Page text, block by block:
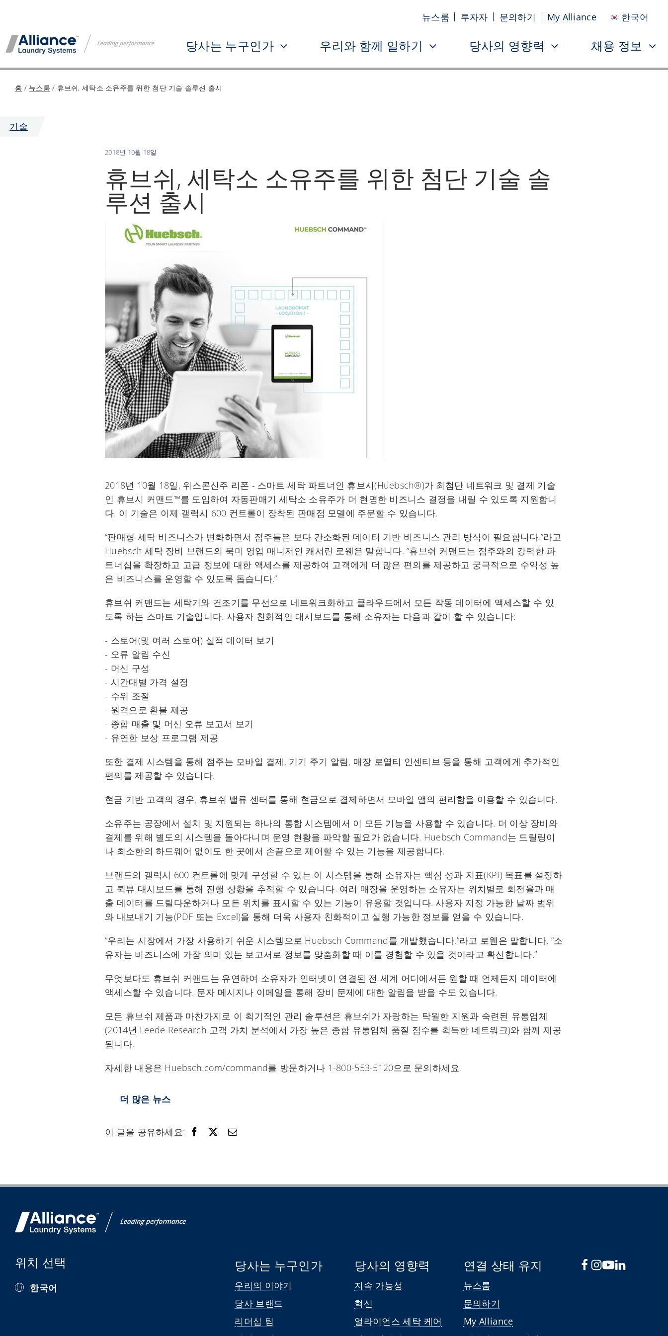
로
뉴스룸 투자자 문의하기 My Alliance 한국어
당사는 누구인가 우리와 함께 일하기 당사의 영향력 채용 정보
홈 / 뉴스룸 / 휴브쉬, 세탁소 소유주를 위한 첨단 기술 솔루션 출시
기술
2018년 10월 18일
휴브쉬, 세탁소 소유주를 위한 첨단 기술 솔
루션 출시
2018년 10월 18일, 위스콘신주 리폰 - 스마트 세탁 파트너인 휴브시(Huebsch®)가 최첨단 네트워크 및 결제 기술
인 휴브시 커맨드™를 도입하여 자동판매기 세탁소 소유주가 더 현명한 비즈니스 결정을 내릴 수 있도록 지원합니
다. 이 기술은 이제 갤럭시 600 컨트롤이 장착된 판매점 모델에 주문할 수 있습니다.
“판매형 세탁 비즈니스가 변화하면서 점주들은 보다 간소화된 데이터 기반 비즈니스 관리 방식이 필요합니다.”라고
Huebsch 세탁 장비 브랜드의 북미 영업 매니저인 캐서린 로웬은 말합니다. “휴브쉬 커맨드는 점주와의 강력한 파
트너십을 확장하고 고급 정보에 대한 액세스를 제공하여 고객에게 더 많은 편의를 제공하고 궁극적으로 수익성 높
은 비즈니스를 운영할 수 있도록 돕습니다.”
휴브쉬 커맨드는 세탁기와 건조기를 무선으로 네트워크화하고 클라우드에서 모든 작동 데이터에 액세스할 수 있
도록 하는 스마트 기술입니다. 사용자 친화적인 대시보드를 통해 소유자는 다음과 같이 할 수 있습니다:
- 스토어(및 여러 스토어) 실적 데이터 보기
- 오류 알림 수신
- 머신 구성
- 시간대별 가격 설정
- 수위 조절
- 원격으로 환불 제공
- 종합 매출 및 머신 오류 보고서 보기
- 유연한 보상 프로그램 제공
또한 결제 시스템을 통해 점주는 모바일 결제, 기기 주기 알림, 매장 로열티 인센티브 등을 통해 고객에게 추가적인
편의를 제공할 수 있습니다.
현금 기반 고객의 경우, 휴브쉬 밸류 센터를 통해 현금으로 결제하면서 모바일 앱의 편리함을 이용할 수 있습니다.
소유주는 공장에서 설치 및 지원되는 하나의 통합 시스템에서 이 모든 기능을 사용할 수 있습니다. 더 이상 장비와
결제를 위해 별도의 시스템을 돌아다니며 운영 현황을 파악할 필요가 없습니다. Huebsch Command는 드릴링이
나 최소한의 하드웨어 없이도 한 곳에서 손끝으로 제어할 수 있는 기능을 제공합니다.
브랜드의 갤럭시 600 컨트롤에 맞게 구성할 수 있는 이 시스템을 통해 소유자는 핵심 성과 지표(KPI) 목표를 설정하
고 퀵뷰 대시보드를 통해 진행 상황을 추적할 수 있습니다. 여러 매장을 운영하는 소유자는 위치별로 회전율과 매
출 데이터를 드릴다운하거나 모든 위치를 표시할 수 있는 기능이 유용할 것입니다. 사용자 지정 가능한 날짜 범위
와 내보내기 기능(PDF 또는 Excel)을 통해 더욱 사용자 친화적이고 실행 가능한 정보를 얻을 수 있습니다.
“우리는 시장에서 가장 사용하기 쉬운 시스템으로 Huebsch Command를 개발했습니다.”라고 로웬은 말합니다. “소
유자는 비즈니스에 가장 의미 있는 보고서로 정보를 맞춤화할 때 이를 경험할 수 있을 것이라고 확신합니다.”
무엇보다도 휴브쉬 커맨드는 유연하여 소유자가 인터넷이 연결된 전 세계 어디에서든 원할 때 언제든지 데이터에
액세스할 수 있습니다. 문자 메시지나 이메일을 통해 장비 문제에 대한 알림을 받을 수도 있습니다.
모든 휴브쉬 제품과 마찬가지로 이 획기적인 관리 솔루션은 휴브쉬가 자랑하는 탁월한 지원과 숙련된 유통업체
(2014년 Leede Research 고객 가치 분석에서 가장 높은 종합 유통업체 품질 점수를 획득한 네트워크)와 함께 제공
됩니다.
자세한 내용은 Huebsch.com/command를 방문하거나 1-800-553-5120으로 문의하세요.
더 많은 뉴스
이 글을 공유하세요:
위치 선택
한국어
당사는 누구인가
우리의 이야기
당사 브랜드
리더십 팀
당사의 영향력
지속 가능성
혁신
얼라이언스 세탁 케어
연결 상태 유지
뉴스룸
문의하기
My Alliance